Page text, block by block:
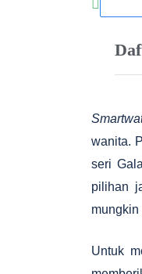
wanita.
seri
pilihan
mungkin
Untuk